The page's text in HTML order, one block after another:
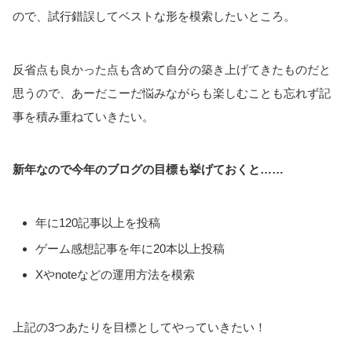
ので、試行錯誤してベストな形を模索したいところ。
反省点も良かった点も含めて自分の築き上げてきたものだと
思うので、あーだこーだ悩みながらも楽しむことも忘れず記
事を積み重ねていきたい。
新年なので今年のブログの目標も挙げておくと……
年に120記事以上を投稿
ゲーム感想記事を年に20本以上投稿
Xやnoteなどの運用方法を模索
上記の3つあたりを目標としてやっていきたい！